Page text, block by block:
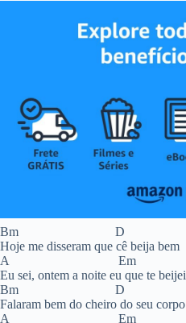
Bm D
Hoje me disseram que cê beija bem
A Em
Eu sei, ontem a noite eu que te beijei
Bm D
Falaram bem do cheiro do seu corpo
A Em